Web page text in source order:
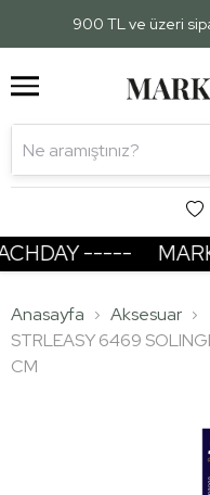
900 TL ve üzeri
-----
Anasayfa
Aksesuar
STRLEASY 6469
CM